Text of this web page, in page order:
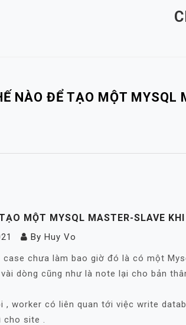
NÀO ĐỂ TẠO MỘT MYSQL
MỘT MYSQL MASTER-SLAVE
By Huy Vo
case chưa làm bao giờ đó là có một
dòng cũng như là note lại cho bản
, worker có liên quan tới việc write
cho site .